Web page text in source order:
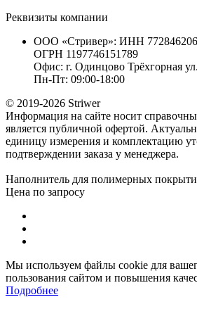
Реквизиты компании
ООО «Стривер»: ИНН
ОГРН 1197746151789
Офис: г. Одинцово Трёхгорная
Пн-Пт: 09:00-18:00
© 2019-2026 Striwer
Информация на сайте носит
является публичной офертой.
единицу измерения и комплектацию
подтверждении заказа у менеджера.
Наполнитель для полимерных
Цена по запросу
Мы используем файлы cookie для
пользования сайтом и повышения
Подробнее